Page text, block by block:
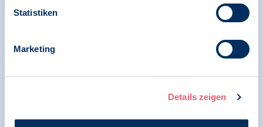
Statistiken
Marketing
Details zeigen
01.07.2026
Psychologie | Telematik-Infrastruktur
Gesundheitsprobleme?, BDP, t-online